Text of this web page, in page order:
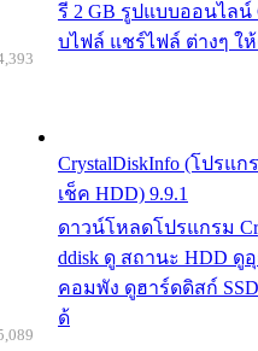
รี 2 GB รูปแบบออนไลน์
บไฟล์ แชร์ไฟล์ ต่างๆ ใ
CrystalDiskInfo (โปรแก
เช็ค HDD) 9.9.1
ดาวน์โหลดโปรแกรม
ddisk ดู สถานะ HDD ดู
คอมพัง ดูฮาร์ดดิสก์ SSD
ด้